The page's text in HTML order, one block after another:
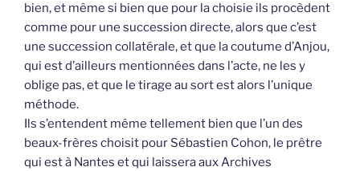
bien, et même si bien que pour la choisie ils procèdent
comme pour une succession directe, alors que c’est
une succession collatérale, et que la coutume d’Anjou,
qui est d’ailleurs mentionnées dans l’acte, ne les y
oblige pas, et que le tirage au sort est alors l’unique
méthode.
Ils s’entendent même tellement bien que l’un des
beaux-frères choisit pour Sébastien Cohon, le prêtre
qui est à Nantes et qui laissera aux Archives